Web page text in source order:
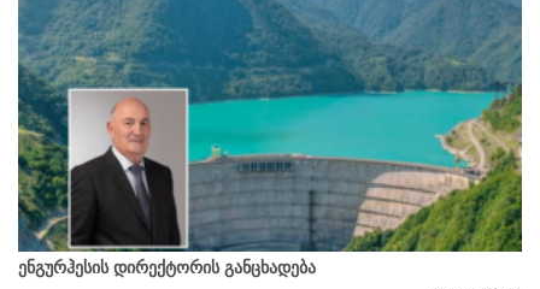
ენგურჰესის დირექტორის განცხადება